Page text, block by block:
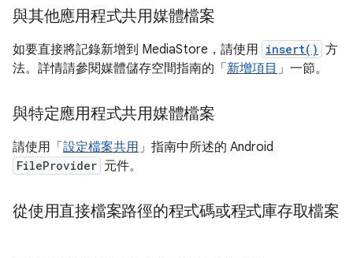
與其他應用程式共用媒體檔案
如要直接將記錄新增到 MediaStore，請使用 insert() 方
法。詳情請參閱媒體儲存空間指南的「 新增項目 」一節。
與特定應用程式共用媒體檔案
請使用「 設定檔案共用」指南中所述的 Android
FileProvider 元件。
從使用直接檔案路徑的程式碼或程式庫存取檔案